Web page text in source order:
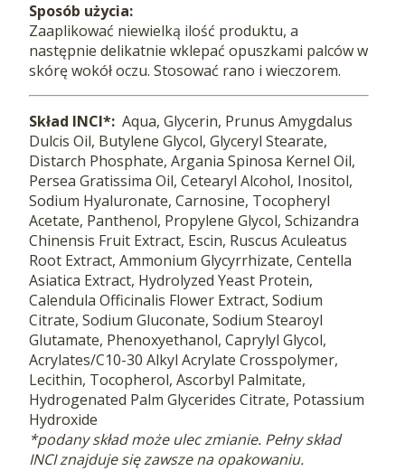
Sposób użycia:
Zaaplikować niewielką ilość produktu, a
następnie delikatnie wklepać opuszkami palców w
skórę wokół oczu. Stosować rano i wieczorem.
Skład INCI*: Aqua, Glycerin, Prunus Amygdalus
Dulcis Oil, Butylene Glycol, Glyceryl Stearate,
Distarch Phosphate, Argania Spinosa Kernel Oil,
Persea Gratissima Oil, Cetearyl Alcohol, Inositol,
Sodium Hyaluronate, Carnosine, Tocopheryl
Acetate, Panthenol, Propylene Glycol, Schizandra
Chinensis Fruit Extract, Escin, Ruscus Aculeatus
Root Extract, Ammonium Glycyrrhizate, Centella
Asiatica Extract, Hydrolyzed Yeast Protein,
Calendula Officinalis Flower Extract, Sodium
Citrate, Sodium Gluconate, Sodium Stearoyl
Glutamate, Phenoxyethanol, Caprylyl Glycol,
Acrylates/C10-30 Alkyl Acrylate Crosspolymer,
Lecithin, Tocopherol, Ascorbyl Palmitate,
Hydrogenated Palm Glycerides Citrate, Potassium
Hydroxide
*podany skład może ulec zmianie. Pełny skład
INCI znajduje się zawsze na opakowaniu.